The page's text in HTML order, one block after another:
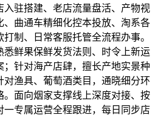
入驻搭建、老店流量盘活、产物视
、曲通车精细化控本投放、淘系各
制、日常客服托管全流程办事。
鲜果保鲜发货法则、时令上新运
针对海产店肆，擅长产地实景种
渔具、葡萄酒类目，通晓细分环
面向烟家支撑线上深度对接、按
一专属运营全程跟进，每日同步店